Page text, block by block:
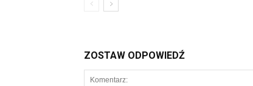
ZOSTAW ODPOWIEDŹ